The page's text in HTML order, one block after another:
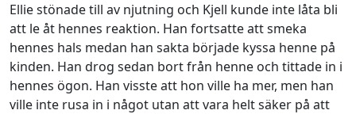
Ellie stönade till av njutning och Kjell kunde inte låta bli
att le åt hennes reaktion. Han fortsatte att smeka
hennes hals medan han sakta började kyssa henne på
kinden. Han drog sedan bort från henne och tittade in i
hennes ögon. Han visste att hon ville ha mer, men han
ville inte rusa in i något utan att vara helt säker på att